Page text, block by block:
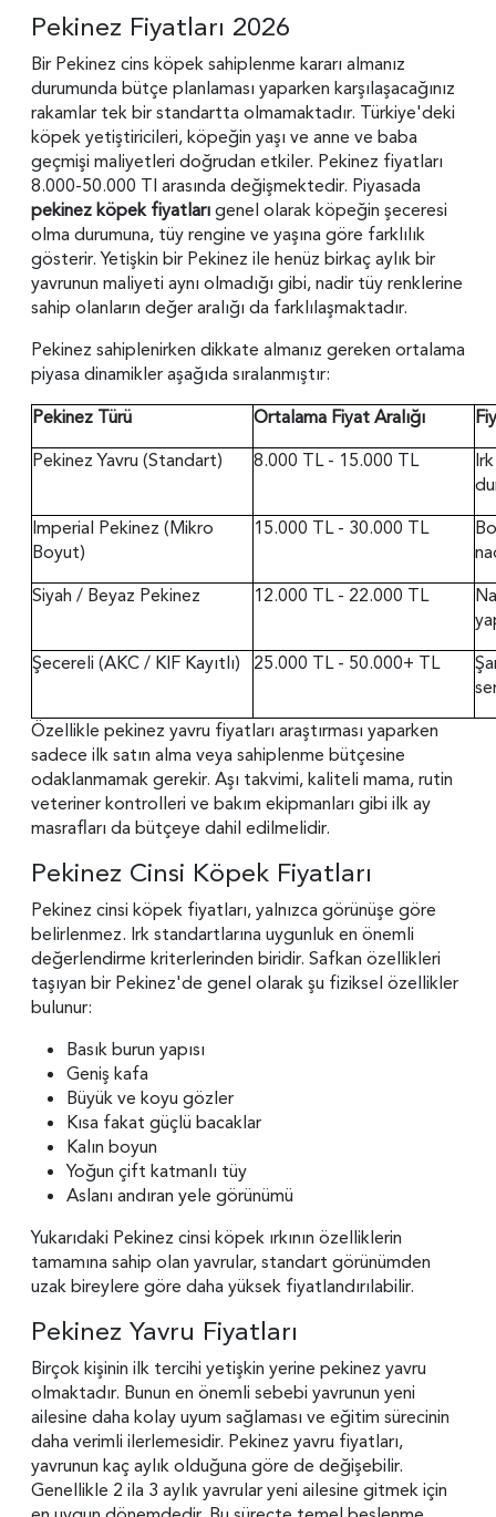
Pekinez Fiyatları 2026
Bir Pekinez cins köpek sahiplenme kararı almanız
durumunda bütçe planlaması yaparken karşılaşacağınız
rakamlar tek bir standartta olmamaktadır. Türkiye'deki
köpek yetiştiricileri, köpeğin yaşı ve anne ve baba
geçmişi maliyetleri doğrudan etkiler. Pekinez fiyatları
8.000-50.000 Tl arasında değişmektedir. Piyasada
pekinez köpek fiyatlarıgenel olarak köpeğin şeceresi
olma durumuna, tüy rengine ve yaşına göre farklılık
gösterir. Yetişkin bir Pekinez ile henüz birkaç aylık bir
yavrunun maliyeti aynı olmadığı gibi, nadir tüy renklerine
sahip olanların değer aralığı da farklılaşmaktadır.
Pekinez sahiplenirken dikkate almanız gereken ortalama
piyasa dinamikler aşağıda sıralanmıştır:
Pekinez Türü
Ortalama Fiyat Aralığı
Pekinez Yavru (Standart)
8.000 TL - 15.000 TL
Imperial Pekinez (Mikro
Boyut)
15.000 TL - 30.000 TL
Siyah / Beyaz Pekinez
12.000 TL - 22.000 TL
Şecereli (AKC / KIF Kayıtlı)
25.000 TL - 50.000+ TL
Özellikle pekinez yavru fiyatları araştırması yaparken
sadece ilk satın alma veya sahiplenme bütçesine
odaklanmamak gerekir. Aşı takvimi, kaliteli mama, rutin
veteriner kontrolleri ve bakım ekipmanları gibi ilk ay
masrafları da bütçeye dahil edilmelidir.
Pekinez Cinsi Köpek Fiyatları
Pekinez cinsi köpek fiyatları, yalnızca görünüşe göre
belirlenmez. Irk standartlarına uygunluk en önemli
değerlendirme kriterlerinden biridir. Safkan özellikleri
taşıyan bir Pekinez'de genel olarak şu fiziksel özellikler
bulunur:
Basık burun yapısı
Geniş kafa
Büyük ve koyu gözler
Kısa fakat güçlü bacaklar
Kalın boyun
Yoğun çift katmanlı tüy
Aslanı andıran yele görünümü
Yukarıdaki Pekinez cinsi köpek ırkının özelliklerin
tamamına sahip olan yavrular, standart görünümden
uzak bireylere göre daha yüksek fiyatlandırılabilir.
Pekinez Yavru Fiyatları
Birçok kişinin ilk tercihi yetişkin yerine pekinez yavru
olmaktadır. Bunun en önemli sebebi yavrunun yeni
ailesine daha kolay uyum sağlaması ve eğitim sürecinin
daha verimli ilerlemesidir. Pekinez yavru fiyatları,
yavrunun kaç aylık olduğuna göre de değişebilir.
Genellikle 2 ila 3 aylık yavrular yeni ailesine gitmek için